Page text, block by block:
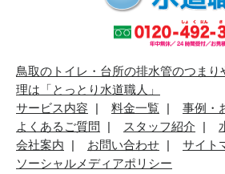
鳥取のトイレ・台所の排水管のつまり
理は「とっとり水道職人」
サービス内容
料金一覧
事例・
よくあるご質問
スタッフ紹介
会社案内
お問い合わせ
サイト
ソーシャルメディアポリシー